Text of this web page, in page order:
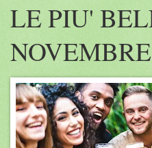
LE PIU'
NOVEMBRE